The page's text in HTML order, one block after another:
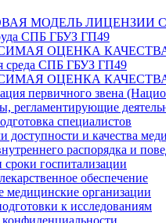
МОДЕЛЬ ЛИЦЕНЗИИ СПб
СПБ ГБУЗ ГП49
ОЦЕНКА
среда СПБ ГБУЗ ГП49
ОЦЕНКА
первичного звена
регламентирующие
специалистов
доступности и качества
распорядка и
госпитализации
обеспечение
медицинские организации
к исследованиям